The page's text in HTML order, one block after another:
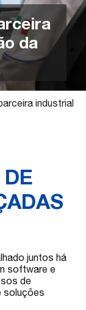
da
industrial
juntos há
software e
de
soluções